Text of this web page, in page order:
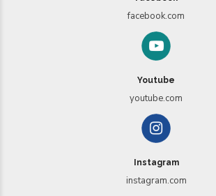
facebook.com
Youtube
youtube.com
Instagram
instagram.com